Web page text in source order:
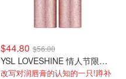
$44.80 $56.00
YSL LOVESHINE 情人节限量款2号色
改写对润唇膏的认知的一只!蹲补